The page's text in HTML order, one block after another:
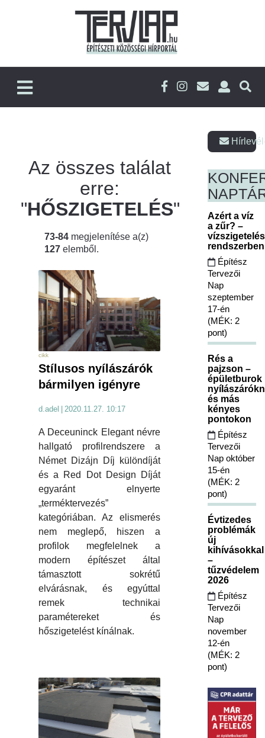
Az összes találat
erre:
"HŐSZIGETELÉS"
73-84 megjelenítése a(z)
127 elemből.
cikk
Stílusos nyílászárók
bármilyen igényre
d.adel 2020.11.27. 10:17
A Deceuninck Elegant névre
hallgató profilrendszere a
Német Dizájn Díj különdíját
és a Red Dot Design Díját
egyaránt elnyerte
„terméktervezés”
kategóriában. Az elismerés
nem meglepő, hiszen a
profilok megfelelnek a
modern építészet által
támasztott sokrétű
elvárásnak, és egyúttal
remek technikai
paramétereket és
hőszigetelést kínálnak.
Azért a víz
a zűr? –
Építész
Tervezői
Nap
szeptember
17-én
(MÉK: 2
pont)
Rés a
pajzson –
épületburok
és más
kényes
pontokon
Építész
Tervezői
Nap október
15-én
(MÉK: 2
pont)
Évtizedes
problémák
új
kihívásokkal
–
tűzvédelem
2026
Építész
Tervezői
Nap
november
12-én
(MÉK: 2
pont)